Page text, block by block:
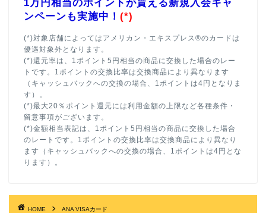
1万円相当のポイントが貰える新規入会キャ
ンペーンも実施中！ (*)
(*)対象店舗によってはアメリカン・エキスプレス®のカードは
優遇対象外となります。
(*)還元率は、1ポイント5円相当の商品に交換した場合のレー
トです。1ポイントの交換比率は交換商品により異なります
（キャッシュバックへの交換の場合、1ポイントは4円となりま
す）。
(*)最大20％ポイント還元には利用金額の上限など各種条件・
留意事項がございます。
(*)金額相当表記は、1ポイント5円相当の商品に交換した場合
のレートです。1ポイントの交換比率は交換商品により異なり
ます（キャッシュバックへの交換の場合、1ポイントは4円とな
ります）。
HOME
ANA VISAカード